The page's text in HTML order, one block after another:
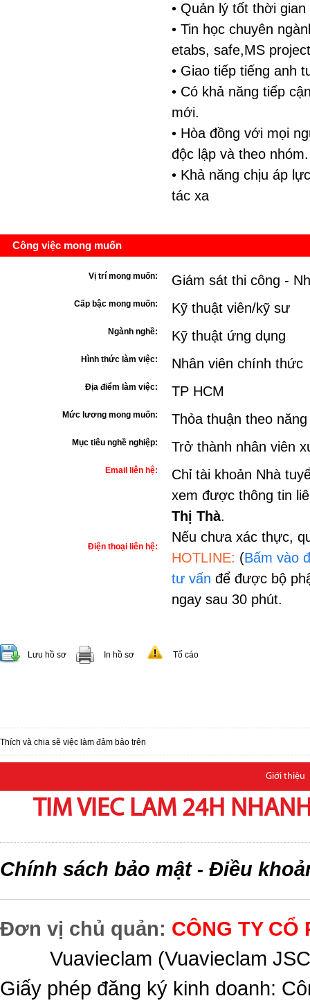
• Quản lý tốt thời
• Tin học chuyên
etabs, safe,MS
• Giao tiếp tiếng anh
• Có khả năng tiếp
mới.
• Hòa đồng với mọi
độc lập và theo nhóm.
• Khả năng chịu áp
tác xa
Công việc mong muốn
Vị trí mong muốn: Giám sát thi công -
Cấp bậc mong muốn: Kỹ thuật viên/kỹ sư
Ngành nghề: Kỹ thuật ứng dụng
Hình thức làm việc: Nhân viên chính thức
Địa điểm làm việc: TP HCM
Mức lương mong muốn: Thỏa thuận theo
Mục tiêu nghề nghiệp: Trở thành nhân viên
Email liên hệ:
Chỉ tài khoản Nhà
xem được thông tin
Thị Thà.
Nếu chưa xác thực,
HOTLINE: (Bấm vào
tư vấn để được bộ
ngay sau 30 phút.
Điện thoại liên hệ:
Lưu hồ sơ In hồ sơ Tố cáo
Thích và chia sẽ việc làm đảm bảo trên
Giới thiệu
TIM VIEC LAM 24H
Chính sách bảo mật- Điều
Đơn vị chủ quản: CÔNG TY CỔ
Vuavieclam (Vuavieclam
Giấy phép đăng ký kinh doanh: